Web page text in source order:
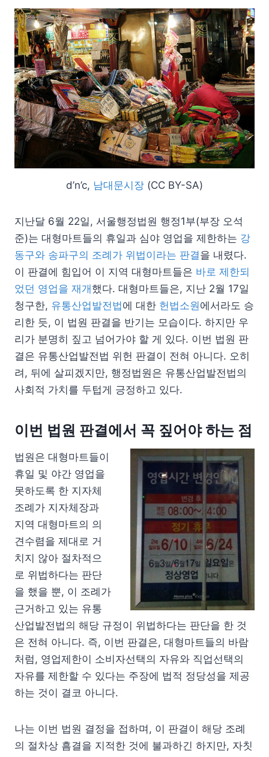
d’n’c, 남대문시장 (CC BY-SA)
지난달 6월 22일, 서울행정법원 행정1부(부장 오석
준)는 대형마트들의 휴일과 심야 영업을 제한하는 강
동구와 송파구의 조례가 위법이라는 판결을 내렸다.
이 판결에 힘입어 이 지역 대형마트들은 바로 제한되
었던 영업을 재개했다. 대형마트들은, 지난 2월 17일
청구한, 유통산업발전법에 대한 헌법소원에서라도 승
리한 듯, 이 법원 판결을 반기는 모습이다. 하지만 우
리가 분명히 짚고 넘어가야 할 게 있다. 이번 법원 판
결은 유통산업발전법 위헌 판결이 전혀 아니다. 오히
려, 뒤에 살피겠지만, 행정법원은 유통산업발전법의
사회적 가치를 두텁게 긍정하고 있다.
이번 법원 판결에서 꼭 짚어야 하는 점
법원은 대형마트들이
휴일 및 야간 영업을
못하도록 한 지자체
조례가 지자체장과
지역 대형마트의 의
견수렴을 제대로 거
치지 않아 절차적으
로 위법하다는 판단
을 했을 뿐, 이 조례가
근거하고 있는 유통
산업발전법의 해당 규정이 위법하다는 판단을 한 것
은 전혀 아니다. 즉, 이번 판결은, 대형마트들의 바람
처럼, 영업제한이 소비자선택의 자유와 직업선택의
자유를 제한할 수 있다는 주장에 법적 정당성을 제공
하는 것이 결코 아니다.
나는 이번 법원 결정을 접하며, 이 판결이 해당 조례
의 절차상 흠결을 지적한 것에 불과하긴 하지만, 자칫